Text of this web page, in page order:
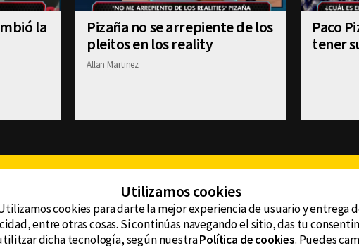
la
Pizaña no se arrepiente de los
pleitos en los reality
Allan Martinez
Paco
tener
CONTACTO
AVISO DE PRIVACIDAD
Utilizamos cookies
cookies para darte la mejor experiencia de usuario y entrega
entre otras cosas. Si continúas navegando el sitio, das tu
dicha tecnología, según nuestraPolítica de cookies. Puedes